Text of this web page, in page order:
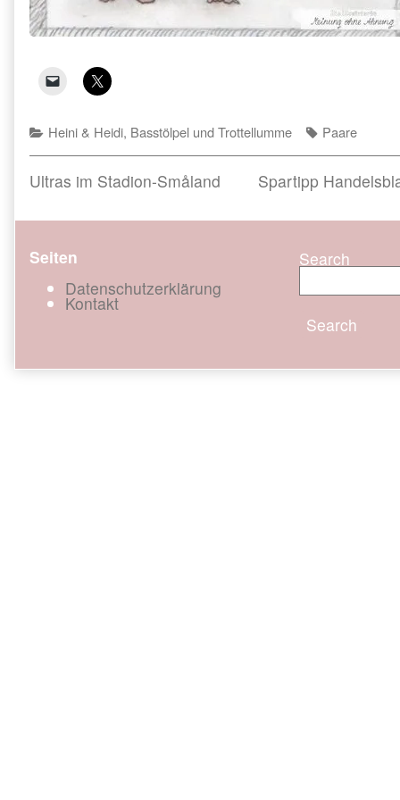
Categories
Heini & Heidi, Basstölpel und Trottellumme Tags
Paare
Beitragsnavigation
Previous
Ultras im Stadion-Småland
Next
Spartipp
Seiten
Datenschutzerklärung
Kontakt
Search
Search